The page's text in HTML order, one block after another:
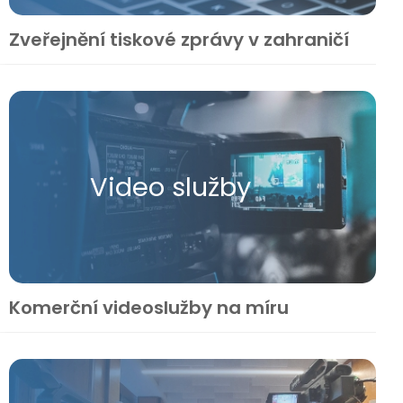
Zveřejnění tiskové zprávy v zahraničí
Video služby
Komerční videoslužby na míru